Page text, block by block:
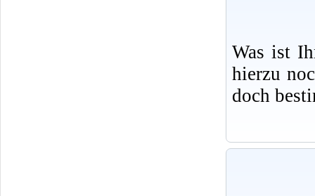
Was ist
hierzu
doch